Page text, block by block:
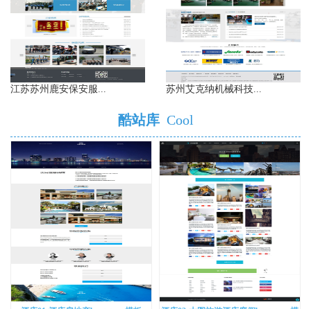
江苏苏州鹿安保安服... 苏州艾克纳机械科技...
酷站库 Cool